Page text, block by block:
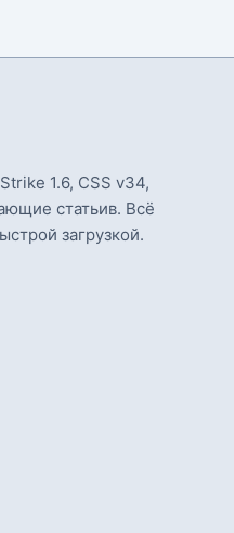
1.6, CSS v34,
статьив. Всё
загрузкой.